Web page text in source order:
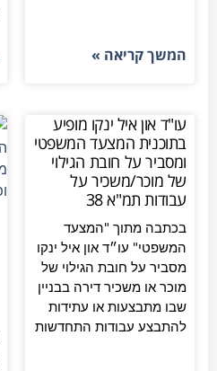
המשך קריאה »
עו"ד און איל ינקו מופיע
בתוכנית המצעד המשפטי
ומסביר על חובת הגילוי
של מוכר/משכיר על
עבודות תמ"א 38
בכתבה מתוך "המצעד
המשפטי" עו״ד און איל ינקו
מסביר על חובת הגילוי של
מוכר או משכיר דירה בבניין
שבו מתבצעות או עתידות
להתבצע עבודות התחדשות